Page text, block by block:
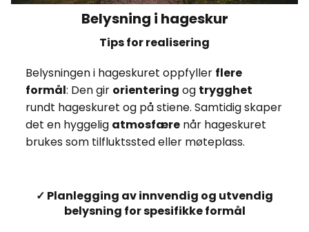
Belysning i hageskur
Tips for realisering
Belysningen i hageskuret oppfyller flere
formål: Den gir orientering og trygghet
rundt hageskuret og på stiene. Samtidig skaper
det en hyggelig atmosfærenår hageskuret
brukes som tilfluktssted eller møteplass.
✓ Planlegging av innvendig og utvendig
belysning for spesifikke formål